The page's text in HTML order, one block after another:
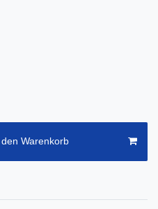
den Warenkorb